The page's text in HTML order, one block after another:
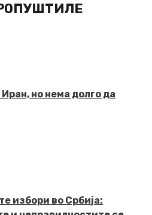
но нема долго да
избори во Србија: